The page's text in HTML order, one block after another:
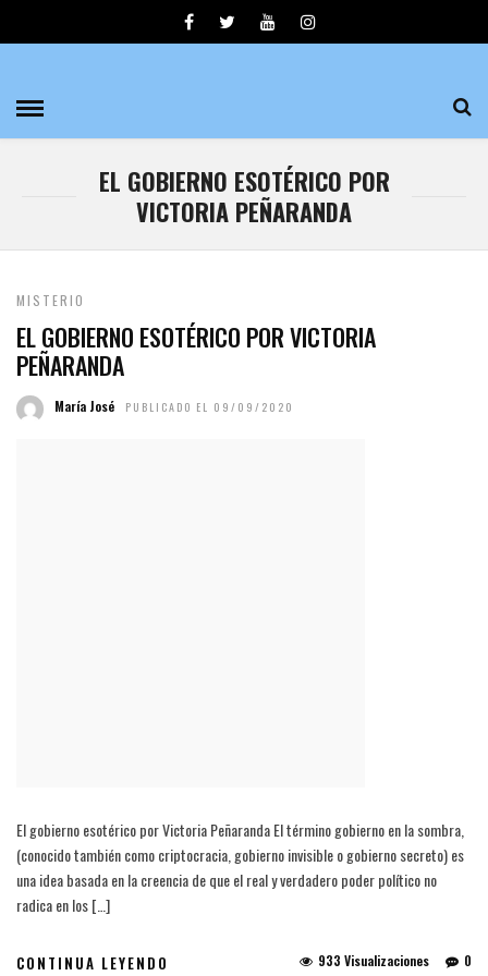
EL GOBIERNO ESOTÉRICO POR
VICTORIA PEÑARANDA
MISTERIO
EL GOBIERNO ESOTÉRICO POR VICTORIA
PEÑARANDA
María José PUBLICADO EL 09/09/2020
El gobierno esotérico por Victoria Peñaranda El término gobierno en la sombra,
(conocido también como criptocracia, gobierno invisible o gobierno secreto) es
una idea basada en la creencia de que el real y verdadero poder político no
radica en los […]
CONTINUA LEYENDO 0
933 Visualizaciones